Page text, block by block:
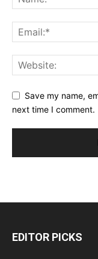
Save my name,
next time I comment.
EDITOR PICKS